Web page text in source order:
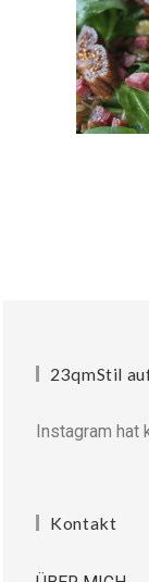
23qmStil
Instagram
Kontakt